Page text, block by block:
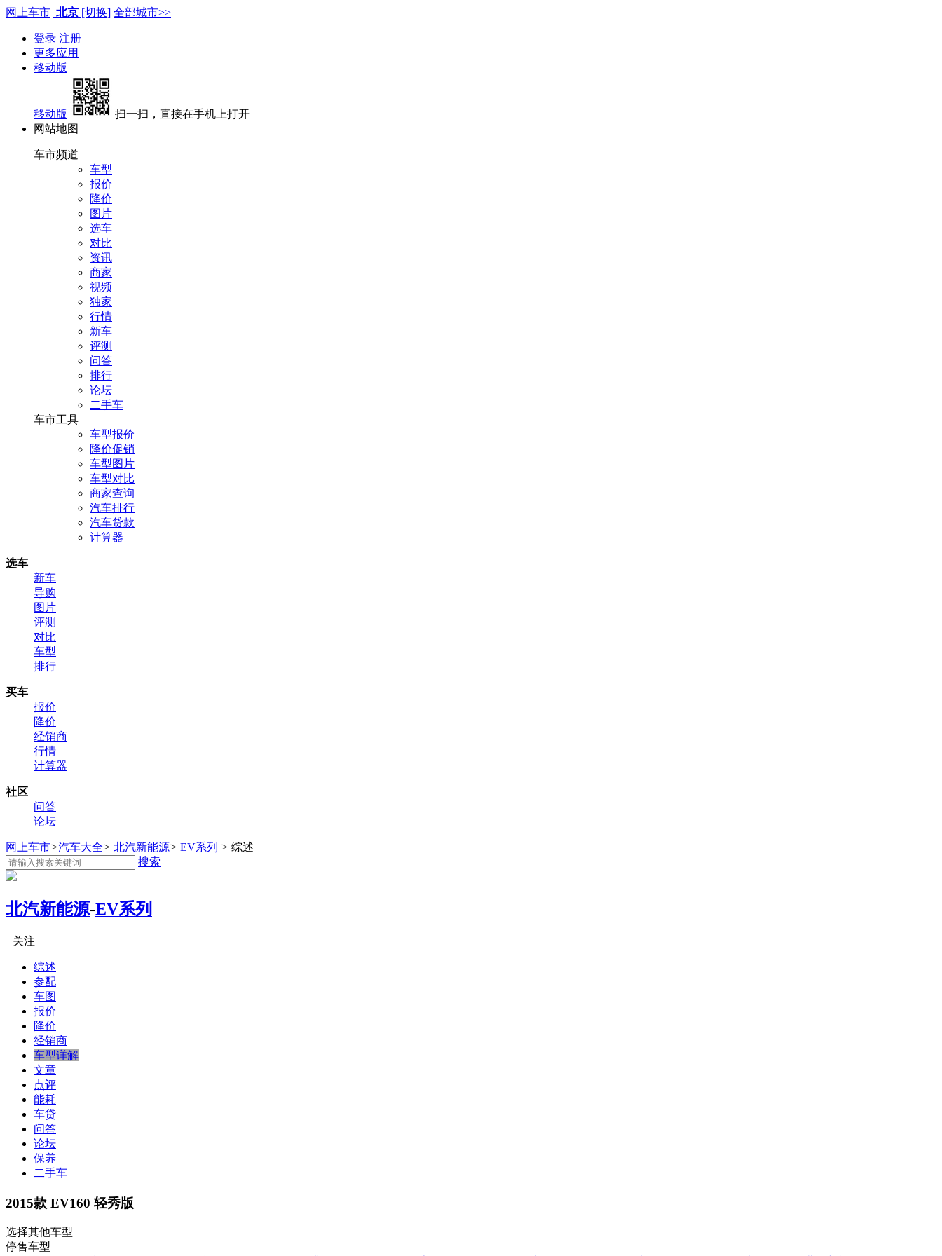
网上车市 北京 [切换] 全部城市>>
登录 注册
更多应用
移动版
移动版
扫一扫，直接在手机上打开
网站地图
车市频道
车型
报价
降价
图片
选车
对比
资讯
商家
视频
独家
行情
新车
评测
问答
排行
论坛
二手车
车市工具
车型报价
降价促销
车型图片
车型对比
商家查询
汽车排行
汽车贷款
计算器
选车
新车
导购
图片
评测
对比
车型
排行
买车
报价
降价
经销商
行情
计算器
社区
问答
论坛
网上车市>汽车大全> 北汽新能源> EV系列 > 综述
搜索
北汽新能源-EV系列
关注
综述
参配
车图
报价
降价
经销商
车型详解
文章
点评
能耗
车贷
问答
论坛
保养
二手车
2015款 EV160 轻秀版
选择其他车型
停售车型